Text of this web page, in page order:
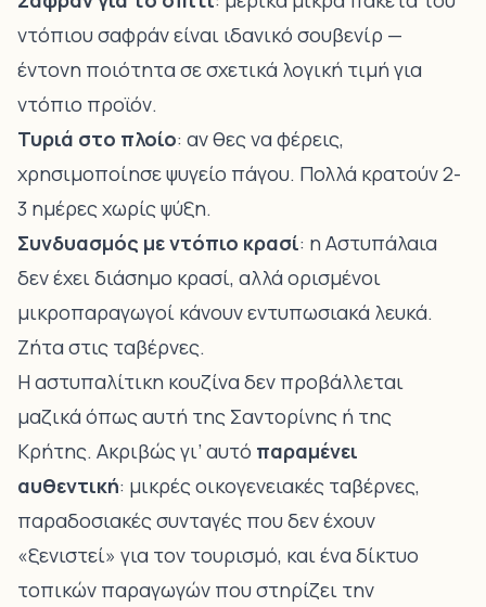
ντόπιου σαφράν είναι ιδανικό σουβενίρ —
έντονη ποιότητα σε σχετικά λογική τιμή για
ντόπιο προϊόν.
Τυριά στο πλοίο: αν θες να φέρεις,
χρησιμοποίησε ψυγείο πάγου. Πολλά κρατούν 2-
3 ημέρες χωρίς ψύξη.
Συνδυασμός με ντόπιο κρασί: η Αστυπάλαια
δεν έχει διάσημο κρασί, αλλά ορισμένοι
μικροπαραγωγοί κάνουν εντυπωσιακά λευκά.
Ζήτα στις ταβέρνες.
Η αστυπαλίτικη κουζίνα δεν προβάλλεται
μαζικά όπως αυτή της Σαντορίνης ή της
Κρήτης. Ακριβώς γι’ αυτό παραμένει
αυθεντική: μικρές οικογενειακές ταβέρνες,
παραδοσιακές συνταγές που δεν έχουν
«ξενιστεί» για τον τουρισμό, και ένα δίκτυο
τοπικών παραγωγών που στηρίζει την